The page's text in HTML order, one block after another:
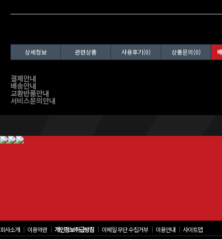
상세정보 관련상품 사용후기(0) 상품문의(0)
결제안내
배송안내
교환반품안내
서비스문의안내
회사소개│ 이용약관│ 개인정보취급방침 │ 이메일 무단 수집거부│ 이용안내 │ 사이트맵